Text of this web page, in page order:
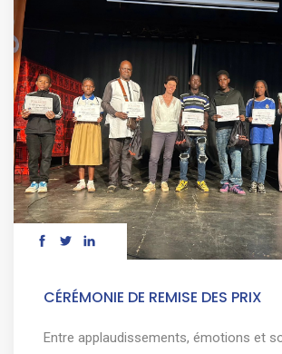
CÉRÉMONIE DE REMISE DES PRIX
Entre applaudissements, émotions et